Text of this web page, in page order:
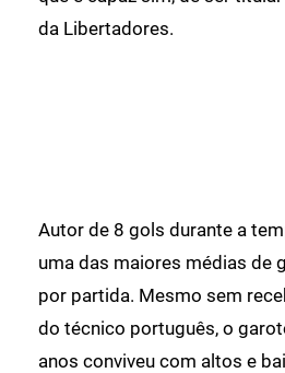
da Libertadores.
Autor de 8 gols durante a
uma das maiores médias de
por partida. Mesmo sem
do técnico português, o
anos conviveu com altos e